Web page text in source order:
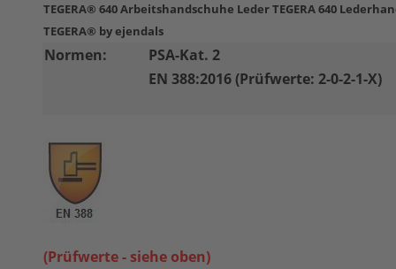
TEGERA® 640 Arbeitshandschuhe Leder TEGERA 640
TEGERA® by ejendals
Normen:
PSA-Kat. 2
EN 388:2016 (Prüfwerte: 2-0-2-1-X)
(Prüfwerte - siehe oben)